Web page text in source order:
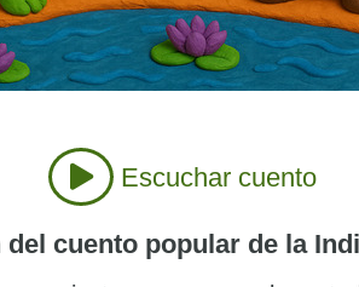
Escuchar cuento
cuento popular de la